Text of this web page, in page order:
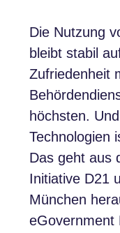
Die Nutzung
bleibt stabil
Zufriedenheit
höchsten.
Technologien
Das geht aus
Initiative D21
München
eGovernment